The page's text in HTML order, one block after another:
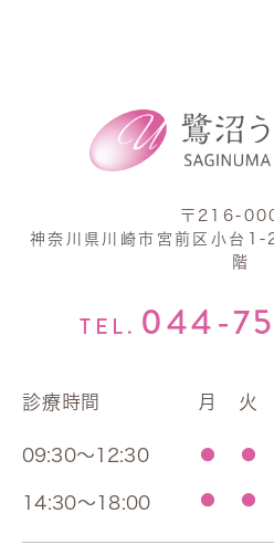
〒216-
神奈川県川崎市宮前区小台
階
TEL. 044-
診療時間 月 火
09:30～12:30 ● ●
14:30～18:00 ● ●